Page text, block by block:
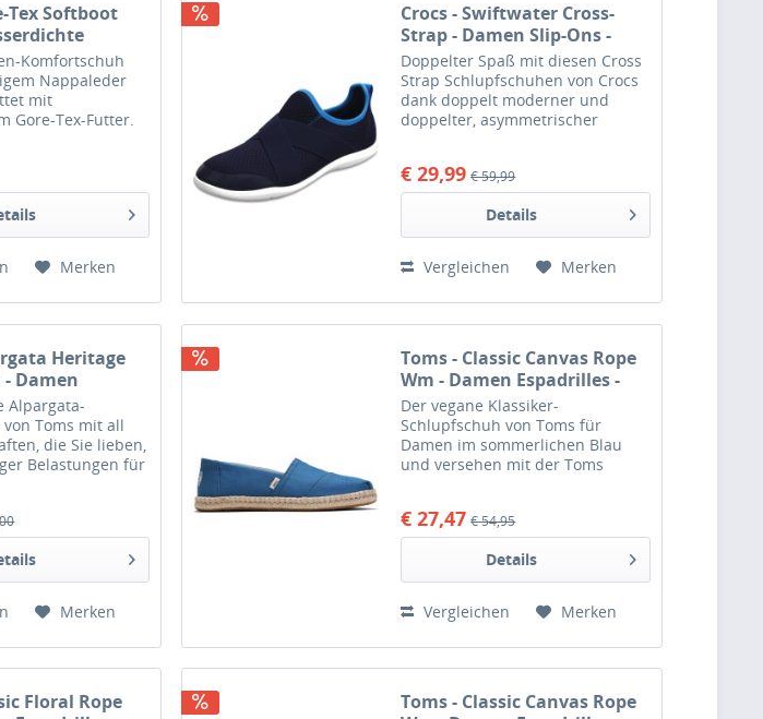
Tex Softboot
Schwarz
Komfortschuh
Nappaleder
mit
Gore-Tex-Futter.
klassisches
mit den feinsten...
Merken
Crocs - Swiftwater Cross-
Strap - Damen Slip-Ons -
dunkelblau (navy/white)
Doppelter Spaß mit diesen Cross
Strap Schlupfschuhen von Crocs
dank doppelt moderner und
doppelter, asymmetrischer
zum athletisch-lockeren Trend.
Dieses Slipper-Modell ist...
€ 29,99 € 59,99
Details
Vergleichen Merken
Heritage
- Damen
(Pink)
Alpargata-
Toms mit all
die Sie lieben,
Belastungen für
Heritage
Textilmischung,...
Merken
Toms - Classic Canvas Rope
Wm - Damen Espadrilles -
Blau (Plant Dyed Indigo)
Der vegane Klassiker-
Schlupfschuh von Toms für
Damen im sommerlichen Blau
und versehen mit der Toms
Espadrille-Slipper mit
pflanzengefärbtem Canvas, das
heißt, dass er mit...
€ 27,47 € 54,95
Details
Vergleichen Merken
Floral Rope
Toms - Classic Canvas Rope